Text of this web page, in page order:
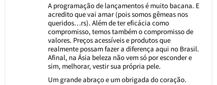
A programação de lançamentos é muito bacana. E
acredito que vai amar (pois somos gêmeas nos
queridos…rs). Além de ter eficácia como
compromisso, temos também o compromisso de
valores. Preços acessíveis e produtos que
realmente possam fazer a diferença aqui no Brasil.
Afinal, na Ásia beleza não vem só por esconder e
sim, melhorar, vestir sua própria pele.
Um grande abraço e um obrigada do coração.